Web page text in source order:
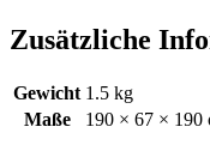
Zusätzliche
Gewicht 1.5 kg
Maße
190 × 67 × 190